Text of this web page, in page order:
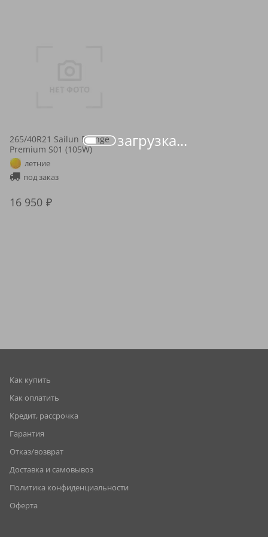
загрузка...
265/40R21 Sailun Erange
Premium S01 (105W)
летние
под заказ
16 950
Как купить
Как оплатить
Кредит, рассрочка
Гарантия
Отказ/возврат
Доставка и самовывоз
Политика конфиденциальности
Оферта